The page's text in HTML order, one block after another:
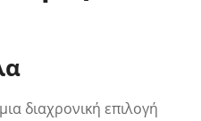
διαχρονική επιλογή